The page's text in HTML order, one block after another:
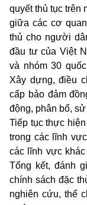
quyết thủ tục trên
giữa các cơ
thủ cho người
đầu tư của Việt
và nhóm 30
Xây dựng, điều
cấp bảo đảm
động, phân bổ,
Tiếp tục thực
trong các lĩnh
các lĩnh vực
Tổng kết, đánh
chính sách đặc
nghiên cứu, thể